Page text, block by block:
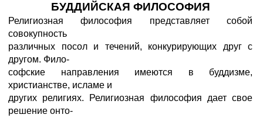
БУДДИЙСКАЯ ФИЛОСОФИЯ
Религиозная философия представляет собой
совокупность
различных посол и течений, конкурирующих друг с
другом. Фило-
софские направления имеются в буддизме,
христианстве, исламе и
других религиях. Религиозная философия дает свое
решение онто-